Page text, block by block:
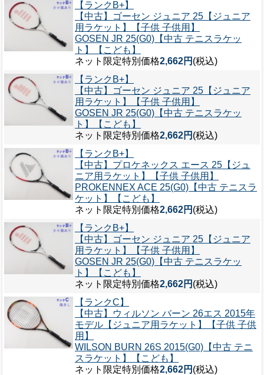
【ランクB+】
【中古】ゴーセン ジュニア 25【ジュニア
用ラケット】【子供 子供用】
GOSEN JR 25(G0)【中古 テニスラケッ
ト】【こども】
ネット限定特別価格2,662円 (税込)
【ランクB+】
【中古】ゴーセン ジュニア 25【ジュニア
用ラケット】【子供 子供用】
GOSEN JR 25(G0)【中古 テニスラケッ
ト】【こども】
ネット限定特別価格2,662円 (税込)
【ランクB+】
【中古】プロケネックス エース 25【ジュ
ニア用ラケット】【子供 子供用】
PROKENNEX ACE 25(G0)【中古 テニスラ
ケット】【こども】
ネット限定特別価格2,662円 (税込)
【ランクB+】
【中古】ゴーセン ジュニア 25【ジュニア
用ラケット】【子供 子供用】
GOSEN JR 25(G0)【中古 テニスラケッ
ト】【こども】
ネット限定特別価格2,662円 (税込)
【ランクC】
【中古】ウィルソン バーン 26エス 2015年
モデル【ジュニア用ラケット】【子供 子供
用】
WILSON BURN 26S 2015(G0)【中古 テニ
スラケット】【こども】
ネット限定特別価格2,662円 (税込)